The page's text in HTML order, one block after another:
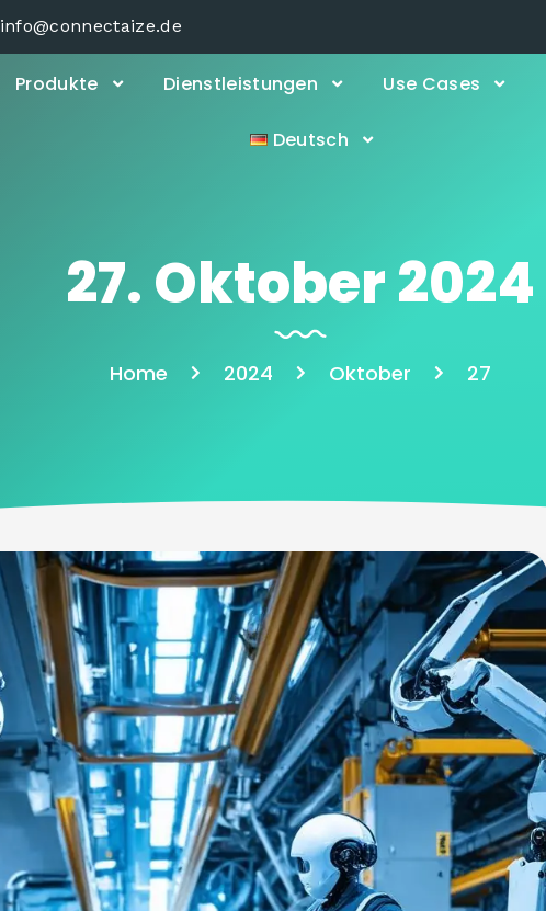
info@connectaize.de
Produkte Dienstleistungen Use Cases
Deutsch
27. Oktober 2024
Home 2024 Oktober 27